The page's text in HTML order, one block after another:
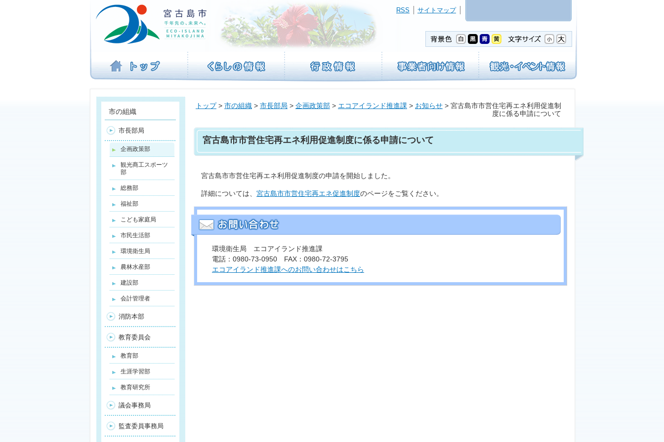
ビ
を
ば
す
サイトマップ
RSS
トップ> 市の組織 > 市長部局 > 企画政策部 > エコアイランド推進課 > お知らせ > 宮古島市市営住宅再エネ利用促進制
度に係る申請について
宮古島市市営住宅再エネ利用促進制度に係る申請について
宮古島市市営住宅再エネ利用促進制度の申請を開始しました。
詳細については、 宮古島市市営住宅再エネ促進制度のページをご覧ください。
環境衛生局 エコアイランド推進課
電話：0980-73-0950 FAX：0980-72-3795
エコアイランド推進課へのお問い合わせはこちら
市の組織
市長部局
企画政策部
観光商工スポーツ
部
総務部
福祉部
こども家庭局
市民生活部
環境衛生局
農林水産部
建設部
会計管理者
消防本部
教育委員会
教育部
生涯学習部
教育研究所
議会事務局
監査委員事務局